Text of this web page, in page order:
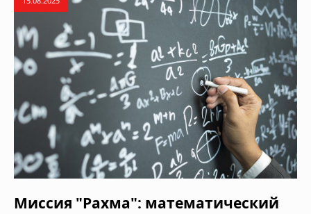
Миссия "Рахма": математический